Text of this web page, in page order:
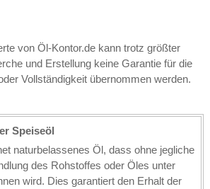
von Öl-Kontor.de kann trotz größter
und Erstellung keine Garantie für die
Vollständigkeit übernommen werden.
Speiseöl
naturbelassenes Öl, dass ohne jegliche
des Rohstoffes oder Öles unter
wird. Dies garantiert den Erhalt der